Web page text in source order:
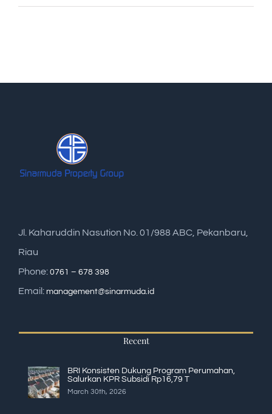
Jl. Kaharuddin Nasution No. 01/988 ABC, Pekanbaru,
Riau
Phone: 0761 – 678 398
Email: management@sinarmuda.id
Recent
BRI Konsisten Dukung Program Perumahan,
Salurkan KPR Subsidi Rp16,79 T
March 30th, 2026